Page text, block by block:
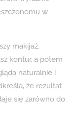
w
makijaż.
kontur, a potem
naturalnie i
że rezultat
się zarówno do